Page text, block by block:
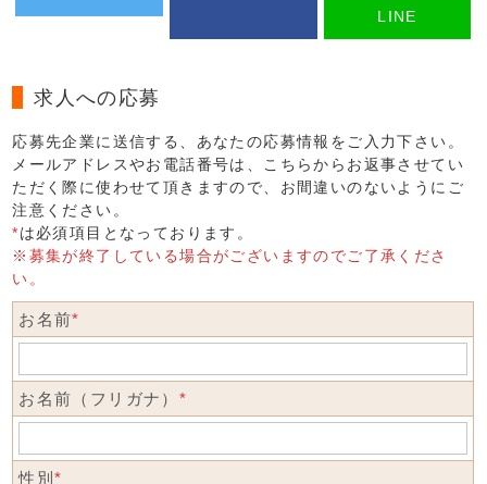
LINE
求人への応募
応募先企業に送信する、あなたの応募情報をご入力下さい。
メールアドレスやお電話番号は、こちらからお返事させてい
ただく際に使わせて頂きますので、お間違いのないようにご
注意ください。
*は必須項目となっております。
※募集が終了している場合がございますのでご了承くださ
い。
お名前*
お名前（フリガナ） *
性別*